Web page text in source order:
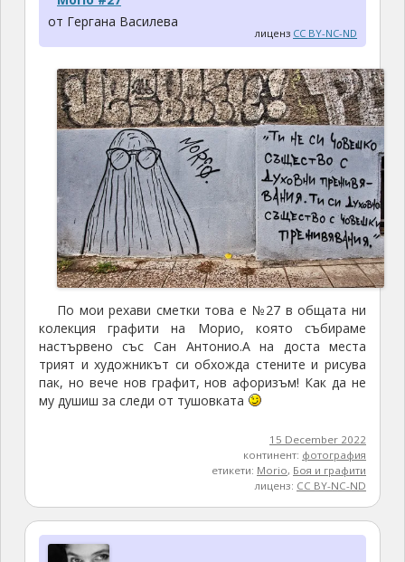
от Гергана Василева
лиценз CC BY-NC-ND
По мои рехави сметки това е №27 в общата ни
колекция графити на Морио, която събираме
настървено със Сан Антонио.А на доста места
трият и художникът си обхожда стените и рисува
пак, но вече нов графит, нов афоризъм! Как да не
му душиш за следи от тушовката
15 December 2022
континент: фотография
етикети: Morio, Боя и графити
лиценз: CC BY-NC-ND